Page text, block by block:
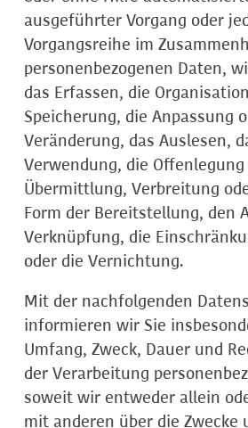
ausgeführter Vorgang oder
Vorgangsreihe im
personenbezogenen Daten,
das Erfassen, die
Speicherung, die Anpassung
Veränderung, das Auslesen,
Verwendung, die
Übermittlung, Verbreitung
Form der Bereitstellung, den
Verknüpfung, die
oder die Vernichtung.
Mit der nachfolgenden
informieren wir Sie
Umfang, Zweck, Dauer und
der Verarbeitung
soweit wir entweder allein
mit anderen über die Zwecke